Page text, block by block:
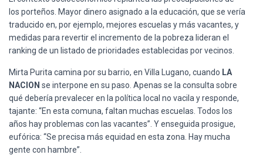
los porteños. Mayor dinero asignado a la educación, que se vería
traducido en, por ejemplo, mejores escuelas y más vacantes, y
medidas para revertir el incremento de la pobreza lideran el
ranking de un listado de prioridades establecidas por vecinos.
Mirta Purita camina por su barrio, en Villa Lugano, cuando LA
NACION se interpone en su paso. Apenas se la consulta sobre
qué debería prevalecer en la política local no vacila y responde,
tajante: “En esta comuna, faltan muchas escuelas. Todos los
años hay problemas con las vacantes”. Y enseguida prosigue,
eufórica: “Se precisa más equidad en esta zona. Hay mucha
gente con hambre”.